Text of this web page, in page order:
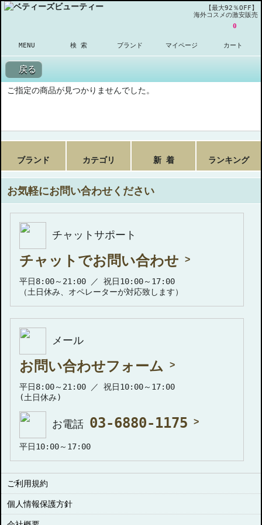
【最大92％OFF】
海外コスメの激安販売
MENU 検 索 ブランド マイページ
0
カート
戻る
ご指定の商品が見つかりませんでした。
ブランド カテゴリ 新 着 ランキング
お気軽にお問い合わせください
チャットサポート
チャットでお問い合わせ
平日8:00～21:00 ／ 祝日10:00～17:00
（土日休み、オペレーターが対応致します）
メール
お問い合わせフォーム
平日8:00～21:00 ／ 祝日10:00～17:00
(土日休み)
お電話 03-6880-1175
平日10:00～17:00
ご利用規約
個人情報保護方針